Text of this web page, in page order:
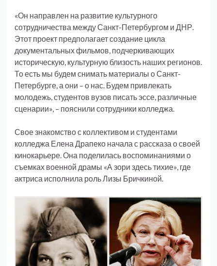
«Он направлен на развитие культурного
сотрудничества между Санкт-Петербургом и ДНР.
Этот проект предполагает создание цикла
документальных фильмов, подчеркивающих
историческую, культурную близость наших регионов.
То есть мы будем снимать материалы о Санкт-
Петербурге, а они – о нас. Будем привлекать
молодежь, студентов вузов писать эссе, различные
сценарии», – пояснили сотрудники колледжа.
Свое знакомство с коллективом и студентами
колледжа Елена Драпеко начала с рассказа о своей
кинокарьере. Она поделилась воспоминаниями о
съемках военной драмы «А зори здесь тихие», где
актриса исполнила роль Лизы Бричкиной.